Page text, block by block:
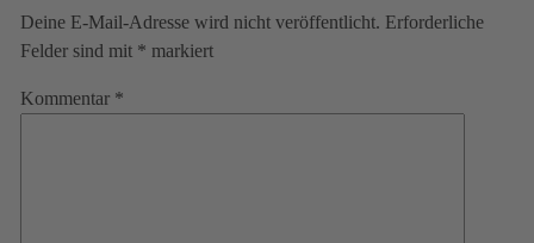
Deine E-Mail-Adresse wird nicht veröffentlicht. Erforderliche
Felder sind mit * markiert
Kommentar *